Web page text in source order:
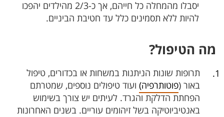
יסבלו מהמחלה כל חייהם, אך
כ-2/3 מהילדים יהפכו
להיות ללא תסמינים כלל עד חטיבת הביניים.
מה הטיפול?
תרופות שונות הניתנות במשחות או בכדורים, טיפול
באור (פוטותרפיה) ועוד טיפולים נוספים, שמטרתם
הפחתת הדלקת והגרד. לעיתים יש צורך בשימוש
באנטיביוטיקה בשל זיהומים עוריים. בשנים האחרונות